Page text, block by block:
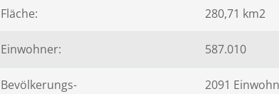
Fläche: 280,71 km2
Einwohner: 587.010
Bevölkerungs-
2091